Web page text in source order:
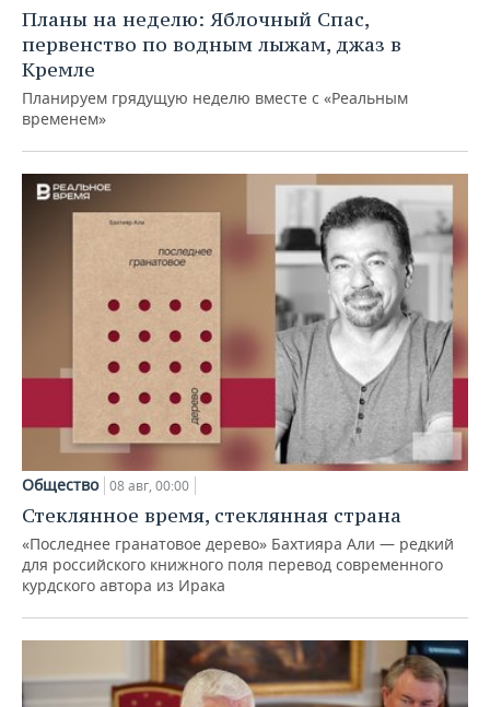
Планы на неделю: Яблочный Спас,
первенство по водным лыжам, джаз в
Кремле
Планируем грядущую неделю вместе с «Реальным
временем»
Общество 08 авг, 00:00
Стеклянное время, стеклянная страна
«Последнее гранатовое дерево» Бахтияра Али — редкий
для российского книжного поля перевод современного
курдского автора из Ирака